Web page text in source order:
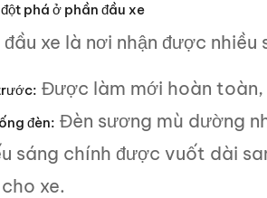
phá ở phần đầu xe
xe là nơi nhận được
Được làm mới hoàn
đèn: Đèn sương mù dường
sáng chính được vuốt dài
xe.